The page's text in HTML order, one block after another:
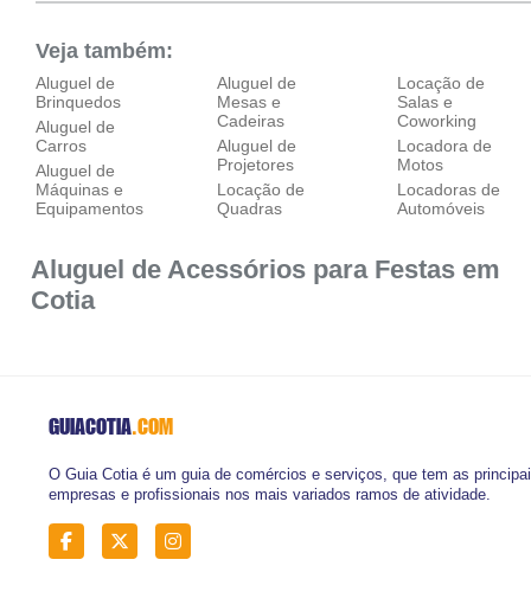
Veja também:
Aluguel de
Brinquedos
Aluguel de
Carros
Aluguel de
Máquinas e
Equipamentos
Aluguel de
Mesas e
Cadeiras
Aluguel de
Projetores
Locação de
Quadras
Locação de
Salas e
Coworking
Locadora de
Motos
Locadoras de
Automóveis
Aluguel de Acessórios para Festas em
Cotia
GUIACOTIA.COM
O Guia Cotia é um guia de comércios e serviços, que tem as
empresas e profissionais nos mais variados ramos de atividade.